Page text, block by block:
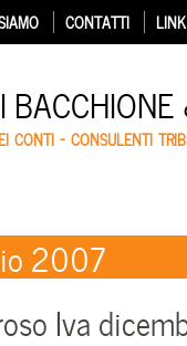
CONTATTI LINK
CONTI – CONSULENTI
2007
Iva